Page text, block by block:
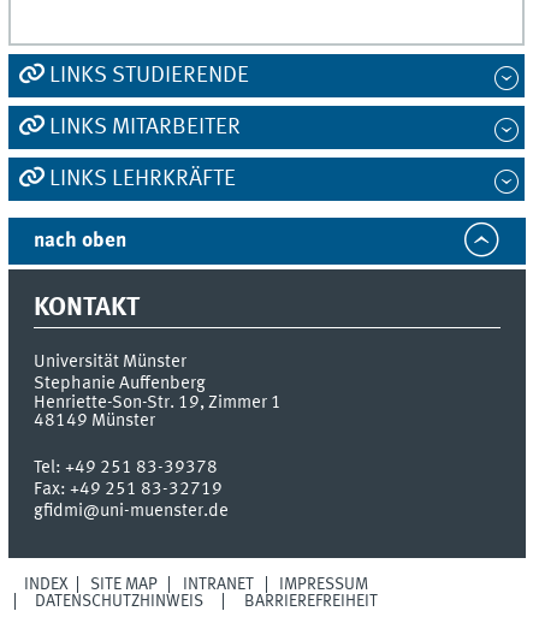
LINKS STUDIERENDE
LINKS MITARBEITER
LINKS LEHRKRÄFTE
nach oben
KONTAKT
Universität Münster
Stephanie Auffenberg
Henriette-Son-Str. 19, Zimmer 1
48149 Münster
Tel:+49 251 83-39378
Fax:+49 251 83-32719
gfidmi@uni-muenster.de
INDEX SITE MAP INTRANET
IMPRESSUM
DATENSCHUTZHINWEIS
BARRIEREFREIHEIT